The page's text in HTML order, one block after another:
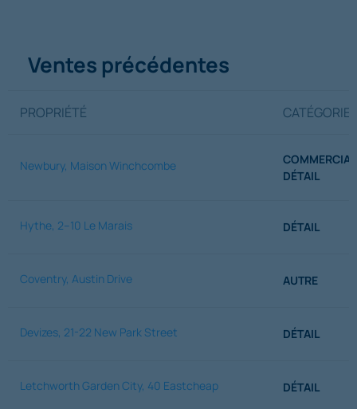
Ventes précédentes
PROPRIÉTÉ CATÉGORIE
Newbury, Maison Winchcombe
COMMERCIAL
DÉTAIL
Hythe, 2–10 Le Marais DÉTAIL
Coventry, Austin Drive AUTRE
Devizes, 21-22 New Park Street DÉTAIL
Letchworth Garden City, 40 Eastcheap DÉTAIL